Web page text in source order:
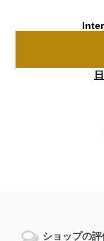
ショップの評